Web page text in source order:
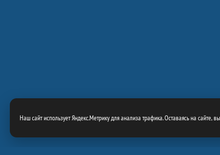
Наш сайт использует Яндекс.Метрику для анализа трафика. Оставаясь на сайте,